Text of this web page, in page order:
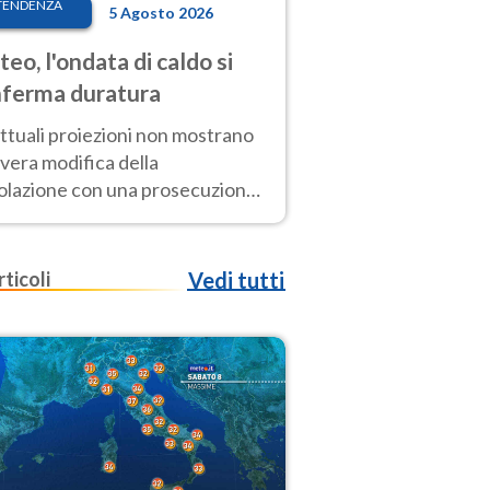
5 Agosto 2026
l'ondata di caldo si
duratura
proiezioni non mostrano
modifica della
con una prosecuzione
fuori scala per molti
Vedi tutti